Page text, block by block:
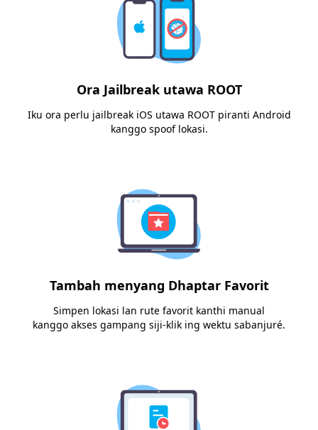
Ora Jailbreak utawa ROOT
Iku ora perlu jailbreak iOS utawa ROOT piranti Android
kanggo spoof lokasi.
Tambah menyang Dhaptar Favorit
Simpen lokasi lan rute favorit kanthi manual
kanggo akses gampang siji-klik ing wektu sabanjuré.